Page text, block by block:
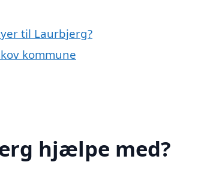
til Laurbjerg?
kommune
hjælpe med?